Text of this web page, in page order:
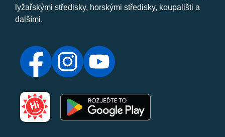
lyžařskými středisky, horskými středisky, koupališti a
dalšími.